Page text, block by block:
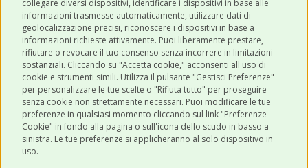
collegare diversi dispositivi, identificare i dispositivi in base alle
informazioni trasmesse automaticamente, utilizzare dati di
geolocalizzazione precisi, riconoscere i dispositivi in base a
informazioni richieste attivamente. Puoi liberamente prestare,
rifiutare o revocare il tuo consenso senza incorrere in limitazioni
sostanziali. Cliccando su "Accetta cookie," acconsenti all'uso di
cookie e strumenti simili. Utilizza il pulsante "Gestisci Preferenze"
per personalizzare le tue scelte o "Rifiuta tutto" per proseguire
senza cookie non strettamente necessari. Puoi modificare le tue
preferenze in qualsiasi momento cliccando sul link "Preferenze
Cookie" in fondo alla pagina o sull'icona dello scudo in basso a
sinistra. Le tue preferenze si applicheranno al solo dispositivo in
uso.
SHOP ONLINE
CONTATTI
0543 096850
Contattaci